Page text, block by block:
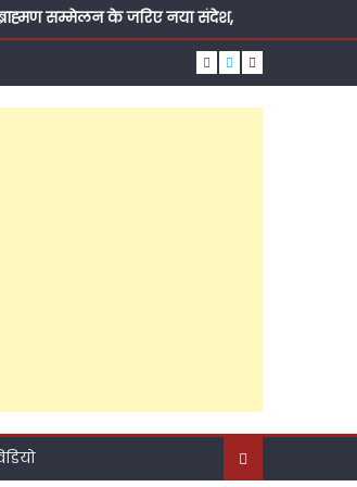
ब्राह्मण सम्मेलन के जरिए नया संदेश,
जनसेवा की ऐसी लकीर कि